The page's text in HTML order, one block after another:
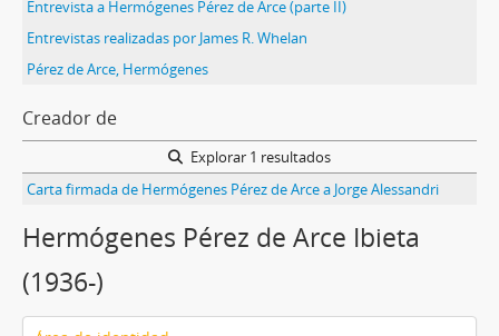
Entrevista a Hermógenes Pérez de Arce (parte II)
Entrevistas realizadas por James R. Whelan
Pérez de Arce, Hermógenes
Creador de
Explorar 1 resultados
Carta firmada de Hermógenes Pérez de Arce a Jorge Alessandri
Hermógenes Pérez de Arce Ibieta
(1936-)